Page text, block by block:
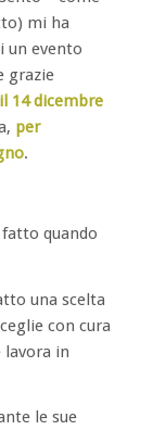
mi ha
un evento
grazie
il 14 dicembre
per
.
quando
una scelta
con cura
lavora in
le sue